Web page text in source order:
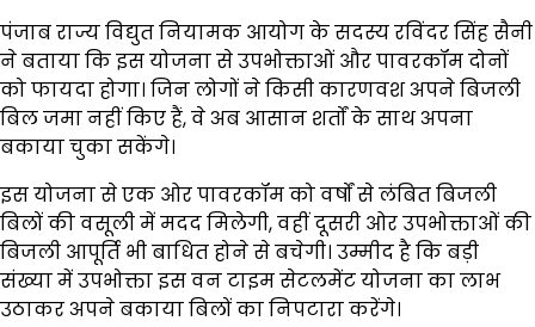
पंजाब राज्य विद्युत नियामक आयोग के सदस्य रविंदर सिंह सैनी
ने बताया कि इस योजना से उपभोक्ताओं और पावरकॉम दोनों
को फायदा होगा। जिन लोगों ने किसी कारणवश अपने बिजली
बिल जमा नहीं किए हैं, वे अब आसान शर्तों के साथ अपना
बकाया चुका सकेंगे।
इस योजना से एक ओर पावरकॉम को वर्षों से लंबित बिजली
बिलों की वसूली में मदद मिलेगी, वहीं दूसरी ओर उपभोक्ताओं की
बिजली आपूर्ति भी बाधित होने से बचेगी। उम्मीद है कि बड़ी
संख्या में उपभोक्ता इस वन टाइम सेटलमेंट योजना का लाभ
उठाकर अपने बकाया बिलों का निपटारा करेंगे।